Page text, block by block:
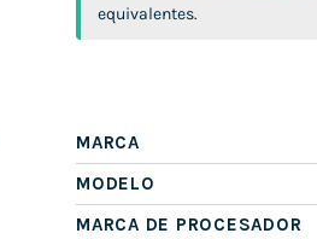
equivalentes.
MARCA
MODELO
MARCA DE PROCESADOR